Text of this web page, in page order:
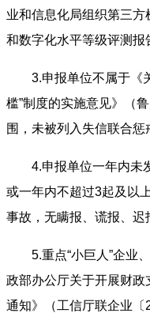
业和信息化局组织第三
和数字化水平等级评测报
3.申报单位不属于《
槛”制度的实施意见》（
围，未被列入失信联合惩
4.申报单位一年内未
或一年内不超过3起及以
事故，无瞒报、谎报、迟
5.重点“小巨人”企业
政部办公厅关于开展财
通知》（工信厅联企业